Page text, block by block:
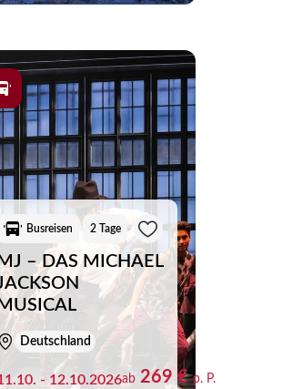
Busreisen 2 Tage
MJ – DAS MICHAEL
MUSICAL
Deutschland
- 12.10.2026ab 269 €p. P.